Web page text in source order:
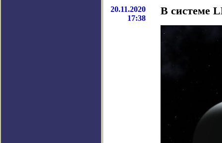
20.11.2020
17:38
В системе